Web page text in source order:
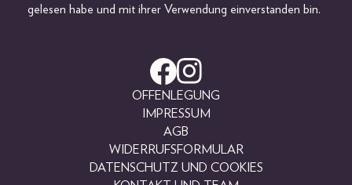
gelesen habe und mit ihrer Verwendung einverstanden bin.
OFFENLEGUNG
IMPRESSUM
AGB
WIDERRUFSFORMULAR
DATENSCHUTZ UND COOKIES